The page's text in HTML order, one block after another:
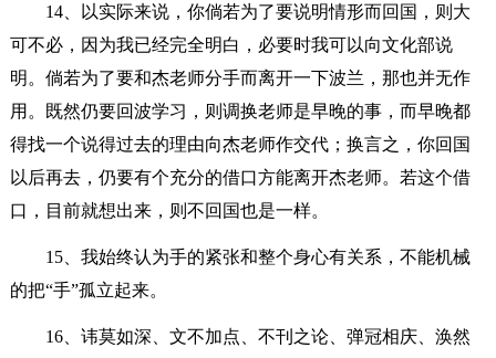
14、以实际来说，你倘若为了要说明情形而回国，则大
可不必，因为我已经完全明白，必要时我可以向文化部说
明。倘若为了要和杰老师分手而离开一下波兰，那也并无作
用。既然仍要回波学习，则调换老师是早晚的事，而早晚都
得找一个说得过去的理由向杰老师作交代；换言之，你回国
以后再去，仍要有个充分的借口方能离开杰老师。若这个借
口，目前就想出来，则不回国也是一样。
15、我始终认为手的紧张和整个身心有关系，不能机械
的把“手”孤立起来。
16、讳莫如深、文不加点、不刊之论、弹冠相庆、涣然